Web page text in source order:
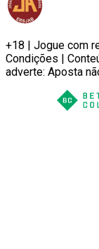
+18 | Jogue com
Condições |
adverte: Aposta